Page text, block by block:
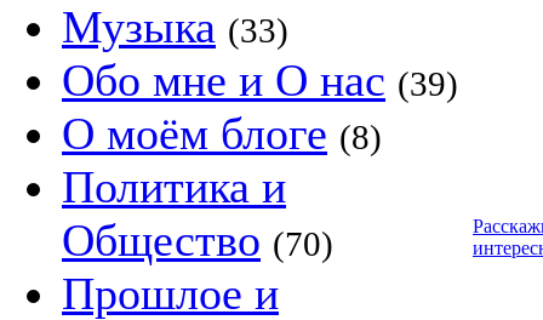
Музыка (33)
Обо мне и О нас (39)
О моём блоге (8)
Политика и
Общество (70)
Прошлое и